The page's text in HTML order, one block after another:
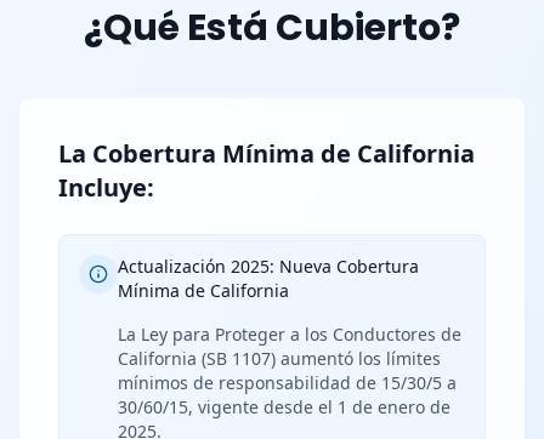
¿Qué Está Cubierto?
La Cobertura Mínima de California
Incluye:
Actualización 2025: Nueva Cobertura
Mínima de California
La Ley para Proteger a los Conductores de
California (SB 1107) aumentó los límites
mínimos de responsabilidad de 15/30/5 a
30/60/15, vigente desde el 1 de enero de
2025.